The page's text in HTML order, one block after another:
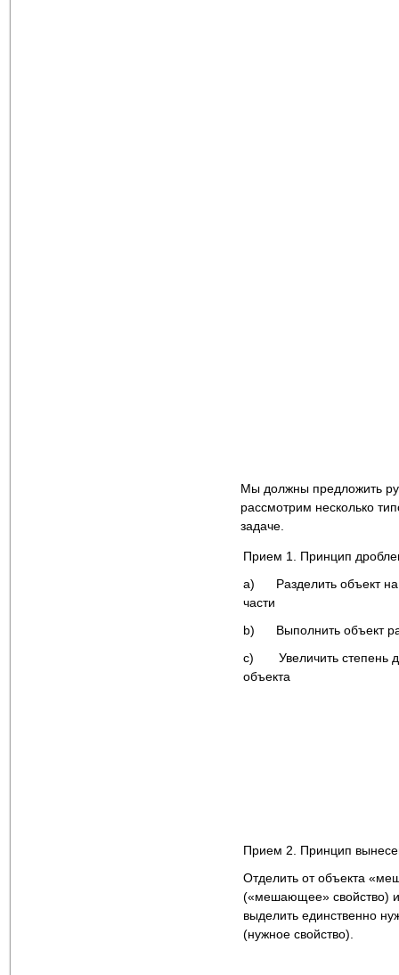
Мы должны предложить
рассмотрим несколько
задаче.
Прием 1. Принцип
a) Разделить объект на
части
b) Выполнить объект
c) Увеличить степень
объекта
Прием 2. Принцип
Отделить от объекта
(«мешающее» свойство)
выделить единственно
(нужное свойство).